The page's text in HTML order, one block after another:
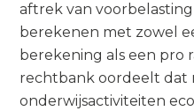
aftrek van
berekenen met zowel
berekening als een pro
rechtbank oordeelt dat
onderwijsactiviteiten